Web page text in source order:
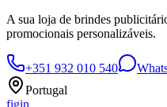
A sua loja de brindes
promocionais personalizáveis.
+351 932 010 540
Portugal
figin